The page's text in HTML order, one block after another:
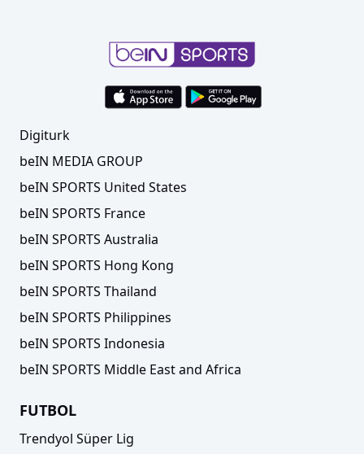
Digiturk
beIN MEDIA GROUP
beIN SPORTS United States
beIN SPORTS France
beIN SPORTS Australia
beIN SPORTS Hong Kong
beIN SPORTS Thailand
beIN SPORTS Philippines
beIN SPORTS Indonesia
beIN SPORTS Middle East and Africa
FUTBOL
Trendyol Süper Lig